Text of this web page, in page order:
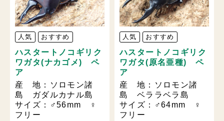
人気 おすすめ
ハスタートノコギリク
ワガタ(ナカゴメ) ペ
ア
産 地：ソロモン諸
島 ガダルカナル島
サイズ：♂56mm ♀
フリー
人気 おすすめ
ハスタートノコギリク
ワガタ(原名亜種) ペ
ア
産 地：ソロモン諸
島 ベララベラ島
サイズ：♂64mm ♀
フリー